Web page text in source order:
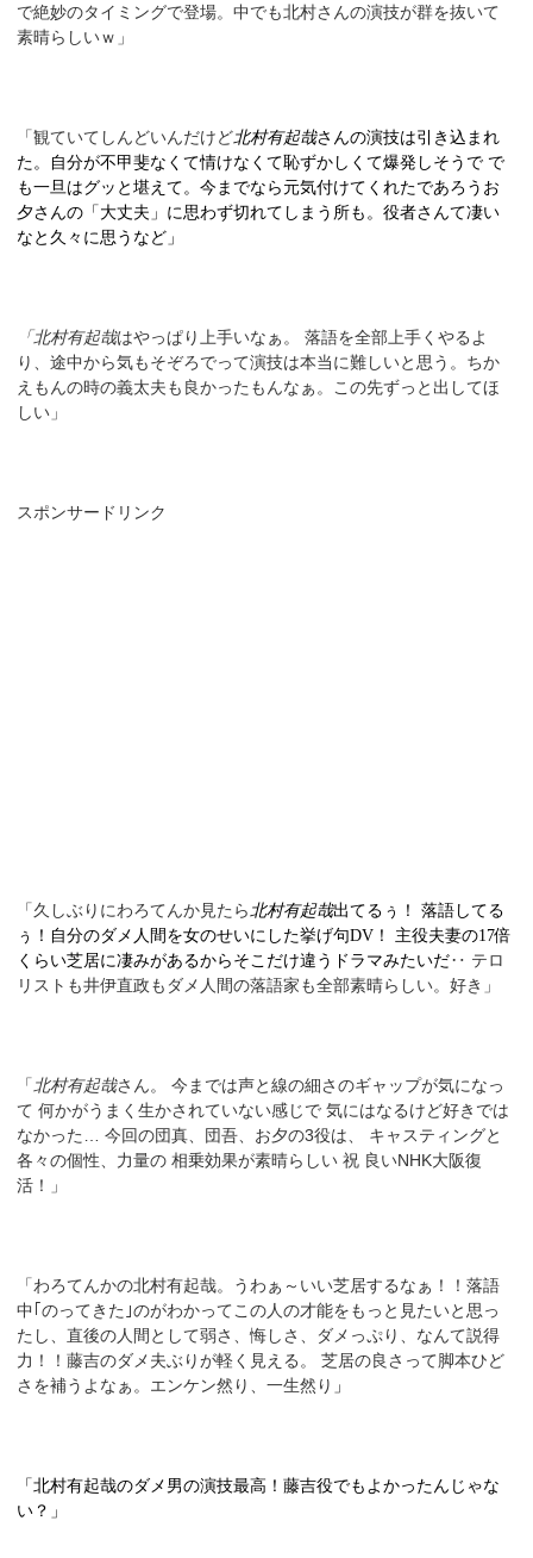
で絶妙のタイミングで登場。中でも北村さんの演技が群を抜いて
素晴らしいｗ」
「観ていてしんどいんだけど北村有起哉さんの演技は引き込まれ
た。自分が不甲斐なくて情けなくて恥ずかしくて爆発しそうで で
も一旦はグッと堪えて。今までなら元気付けてくれたであろうお
夕さんの「大丈夫」に思わず切れてしまう所も。役者さんて凄い
なと久々に思うなど」
「北村有起哉はやっぱり上手いなぁ。 落語を全部上手くやるよ
り、途中から気もそぞろでって演技は本当に難しいと思う。ちか
えもんの時の義太夫も良かったもんなぁ。この先ずっと出してほ
しい」
スポンサードリンク
「久しぶりにわろてんか見たら 北村有起哉出てるぅ！ 落語してる
ぅ！自分のダメ人間を女のせいにした挙げ句DV ！ 主役夫妻の17倍
くらい芝居に凄みがあるからそこだけ違うドラマみたいだ‥ テロ
リストも井伊直政もダメ人間の落語家も全部素晴らしい。好き」
「 北村有起哉さん。 今までは声と線の細さのギャップが気になっ
て 何かがうまく生かされていない感じで 気にはなるけど好きでは
なかった… 今回の団真、団吾、お夕の3役は、 キャスティングと
各々の個性、力量の 相乗効果が素晴らしい 祝 良いNHK大阪復
活！」
「わろてんかの北村有起哉。うわぁ～いい芝居するなぁ！！落語
中｢のってきた｣のがわかってこの人の才能をもっと見たいと思っ
たし、直後の人間として弱さ、悔しさ、ダメっぷり、なんて説得
力！！藤吉のダメ夫ぶりが軽く見える。 芝居の良さって脚本ひど
さを補うよなぁ。エンケン然り、一生然り 」
「北村有起哉のダメ男の演技最高！藤吉役でもよかったんじゃな
い？」